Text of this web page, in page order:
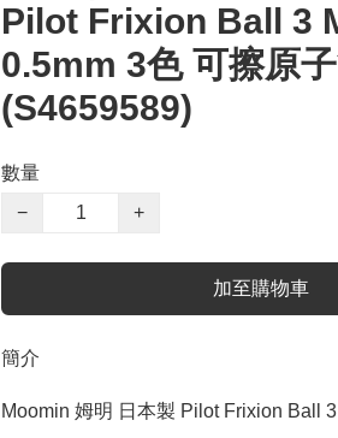
Pilot Frixion Ball 3
0.5mm 3色 可擦原
(S4659589)
數量
−
+
加至購物車
簡介
Moomin 姆明 日本製 Pilot Frixion Ball